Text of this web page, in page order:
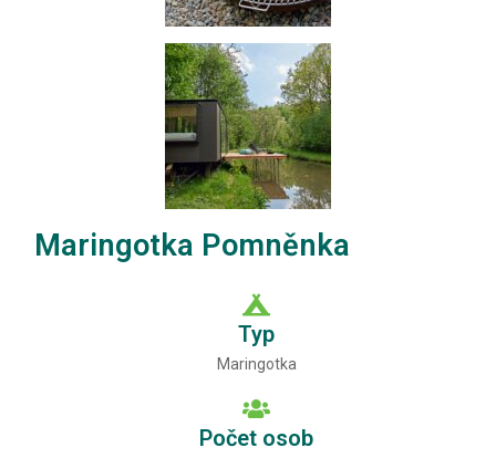
Maringotka Pomněnka
Typ
Maringotka
Počet osob